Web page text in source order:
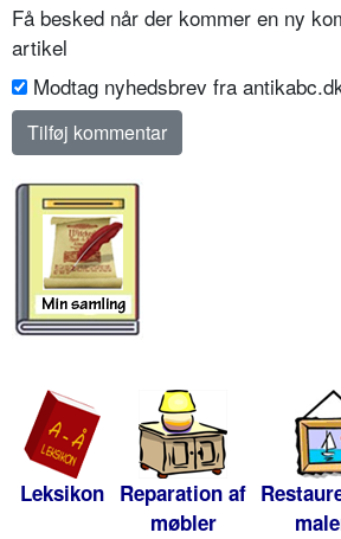
Få besked når der kommer en ny
artikel
Modtag nyhedsbrev fra
Leksikon Reparation af
møbler